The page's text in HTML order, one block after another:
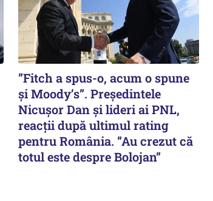
”Fitch a spus-o, acum o spune
și Moody’s”. Președintele
Nicușor Dan și lideri ai PNL,
reacții după ultimul rating
pentru România. ”Au crezut că
totul este despre Bolojan”